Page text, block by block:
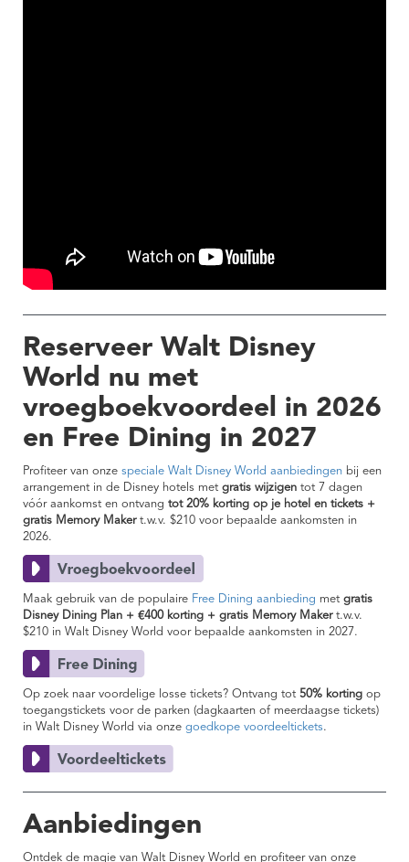
Reserveer Walt Disney
World nu met
vroegboekvoordeel in 2026
en Free Dining in 2027
Profiteer van onze speciale Walt Disney World aanbiedingen bij een
arrangement in de Disney hotels met gratis wijzigen tot 7 dagen
vóór aankomst en ontvang tot 20% korting op je hotel en tickets +
gratis Memory Maker t.w.v. $210 voor bepaalde aankomsten in
2026.
Maak gebruik van de populaire Free Dining aanbieding met gratis
Disney Dining Plan + €400 korting + gratis Memory Makert.w.v.
$210 in Walt Disney World voor bepaalde aankomsten in 2027.
Op zoek naar voordelige losse tickets? Ontvang tot 50% korting op
toegangstickets voor de parken (dagkaarten of meerdaagse tickets)
in Walt Disney World via onze goedkope voordeeltickets.
Aanbiedingen
Ontdek de magie van Walt Disney World en profiteer van onze